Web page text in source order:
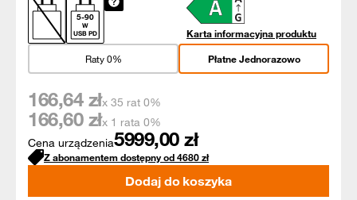
5-90
W
USB PD
Karta informacyjna produktu
Płatne Jednorazowo
Raty 0%
Cena urządzenia5999,00 zł
166,64 złx 35 rat 0%
166,60 złx 1 rata 0%
Z abonamentem dostępny od4680zł
Dodaj do koszyka